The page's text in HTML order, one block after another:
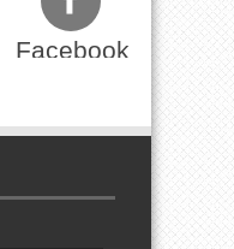
Facebook